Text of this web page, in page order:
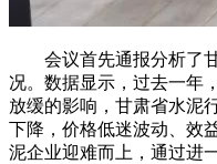
会议首先通报分析了甘
况。数据显示，过去一年
放缓的影响，甘肃省水泥
下降，价格低迷波动、效
泥企业迎难而上，通过进